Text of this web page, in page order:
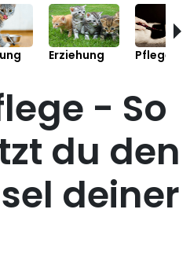
Erziehung Pflege
- So
du den
deiner